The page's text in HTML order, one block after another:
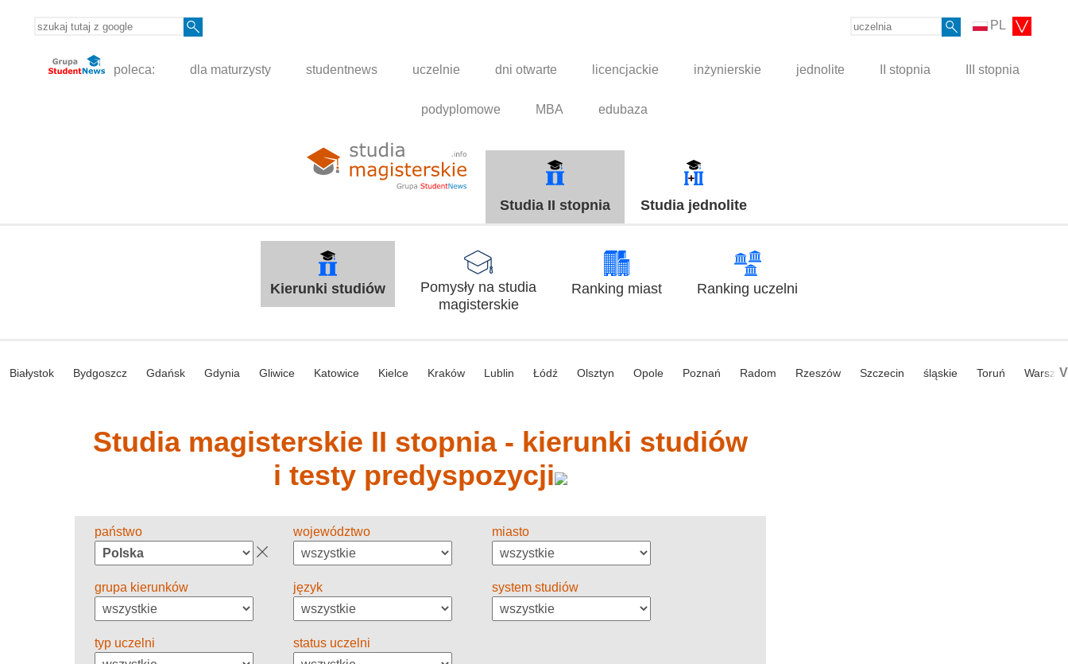
PL
poleca: dla maturzysty studentnews uczelnie dni otwarte licencjackie inżynierskie jednolite II stopnia III stopnia
podyplomowe MBA edubaza
Studia II stopnia Studia jednolite
Kierunki studiów
Pomysły na studia
magisterskie
Ranking miast Ranking uczelni
Białystok Bydgoszcz Gdańsk Gdynia Gliwice Katowice Kielce Kraków Lublin Łódź Olsztyn Opole Poznań Radom Rzeszów Szczecin śląskie Toruń V
Studia magisterskie II stopnia - kierunki studiów
i testy predyspozycji
państwo województwo miasto
grupa kierunków język system studiów
typ uczelni status uczelni